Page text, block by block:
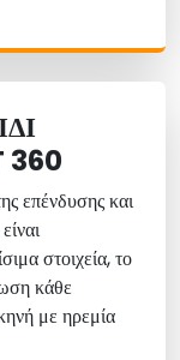
επένδυσης και
στοιχεία, το
κάθε
με ηρεμία